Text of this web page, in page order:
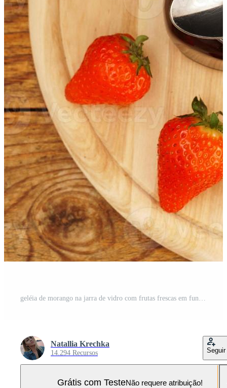
geléia de morango na jarra de vidro com frutas frescas em fundo de madeira Foto Pro
Natallia Krechka
14.294 Recursos Seguir
Grátis com TesteNão requere atribuição!